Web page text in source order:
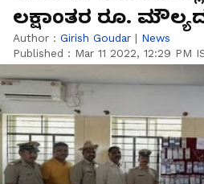
ಲಕ್ಷಾಂತರ ರೂ.
Author : Girish Goudar | News
Published : Mar 11 2022, 12:29 PM